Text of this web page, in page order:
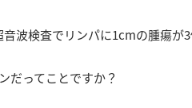
波検査でリンパに1cmの腫瘍が
だってことですか？